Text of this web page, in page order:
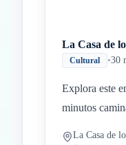
La Casa de
Cultural •30
Explora este
minutos
La Casa de